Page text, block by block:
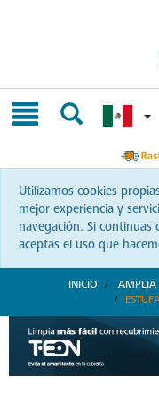
Utilizamos cookies
mejor experiencia y
navegación. Si continuas
aceptas el uso que
INICIO
AMPLIA